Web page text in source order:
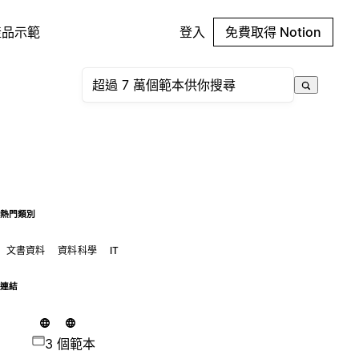
示範 登入 免費取得 Notion
熱門類別
文書資料 資料科學 IT
連結
3 個範本